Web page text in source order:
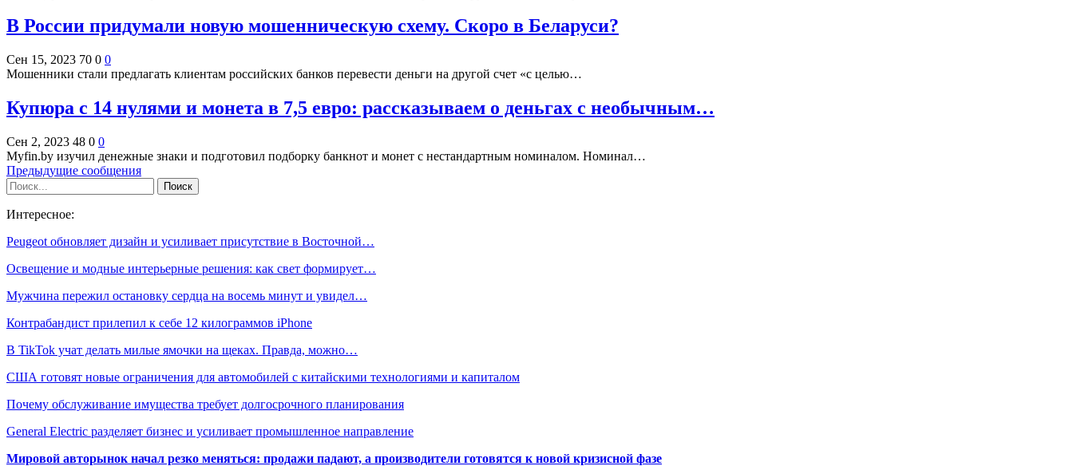
В России придумали новую мошенническую схему. Скоро в Беларуси?
Сен 15, 2023 70 0 0
Мошенники стали предлагать клиентам российских банков перевести деньги на другой счет «с целью…
Купюра с 14 нулями и монета в 7,5 евро: рассказываем о деньгах с необычным…
Сен 2, 2023 48 0 0
Myfin.by изучил денежные знаки и подготовил подборку банкнот и монет с нестандартным номиналом. Номинал…
Предыдущие сообщения
Интересное:
Peugeot обновляет дизайн и усиливает присутствие в Восточной…
Освещение и модные интерьерные решения: как свет формирует…
Мужчина пережил остановку сердца на восемь минут и увидел…
Контрабандист прилепил к себе 12 килограммов iPhone
В TikTok учат делать милые ямочки на щеках. Правда, можно…
США готовят новые ограничения для автомобилей с китайскими технологиями и капиталом
Почему обслуживание имущества требует долгосрочного планирования
General Electric разделяет бизнес и усиливает промышленное направление
Мировой авторынок начал резко меняться: продажи падают, а производители готовятся к новой кризисной фазе